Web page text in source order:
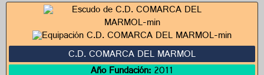
C.D. COMARCA DEL MARMOL